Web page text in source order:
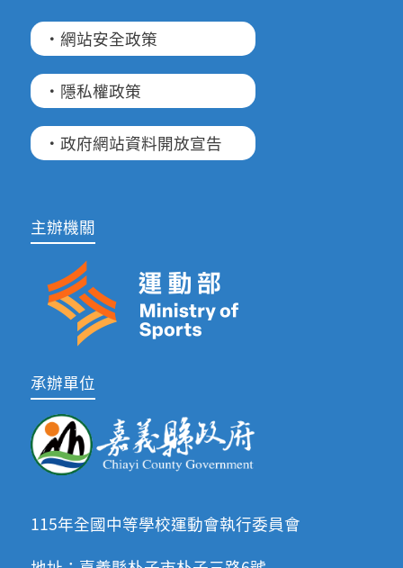
·網站安全政策
·隱私權政策
·政府網站資料開放宣告
主辦機關
承辦單位
115年全國中等學校運動會執行委員會